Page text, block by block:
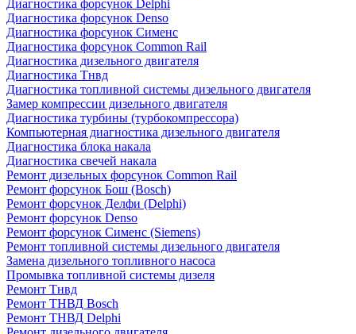
Диагностика форсунок Delphi
Диагностика форсунок Denso
Диагностика форсунок Сименс
Диагностика форсунок Common Rail
Диагностика дизельного двигателя
Диагностика Тнвд
Диагностика топливной системы дизельного двигателя
Замер компрессии дизельного двигателя
Диагностика турбины (турбокомпрессора)
Компьютерная диагностика дизельного двигателя
Диагностика блока накала
Диагностика свечей накала
Ремонт дизельных форсунок Common Rail
Ремонт форсунок Бош (Bosch)
Ремонт форсунок Делфи (Delphi)
Ремонт форсунок Denso
Ремонт форсунок Сименс (Siemens)
Ремонт топливной системы дизельного двигателя
Замена дизельного топливного насоса
Промывка топливной системы дизеля
Ремонт Тнвд
Ремонт ТНВД Bosch
Ремонт ТНВД Delphi